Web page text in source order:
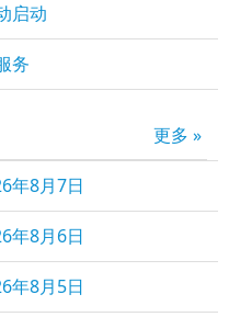
启动
务
更多 »
年8月7日
年8月6日
年8月5日